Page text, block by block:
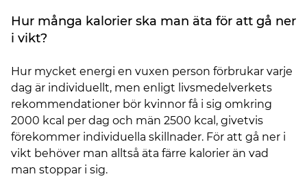
Hur många kalorier ska man äta för att gå ner
i vikt?
Hur mycket energi en vuxen person förbrukar varje
dag är individuellt, men enligt livsmedelverkets
rekommendationer bör kvinnor få i sig omkring
2000 kcal per dag och män 2500 kcal, givetvis
förekommer individuella skillnader. För att gå ner i
vikt behöver man alltså äta färre kalorier än vad
man stoppar i sig.